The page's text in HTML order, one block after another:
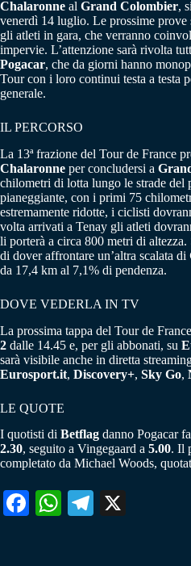
Chalaronne al Grand Colombier,
venerdì 14 luglio. Le prossime prove
gli atleti in gara, che verranno
impervie. L’attenzione sarà rivolta
Pogacar, che da giorni hanno
Tour con i loro continui testa a testa
generale.
IL PERCORSO
La 13ª frazione del Tour de France
Chalaronne per concludersi a
chilometri di lotta lungo le strade del
pianeggiante, con i primi 75
estremamente ridotte, i ciclisti
volta arrivati a Tenay gli atleti
li porterà a circa 800 metri di altezza.
di dover affrontare un’altra scalata di
da 17,4 km al 7,1% di pendenza.
DOVE VEDERLA IN TV
La prossima tappa del Tour de
2 dalle 14.45 e, per gli abbonati, su
sarà visibile anche in diretta
Eurosport.it, Discovery+, Sky Go,
LE QUOTE
I quotisti di Betflag danno Pogacar
2.30, seguito a Vingegaard a 5.00. Il
completato da Michael Woods,
Fa W
Te